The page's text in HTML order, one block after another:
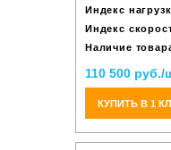
Индекс
Индекс
Наличие
110 500 руб./
КУПИТЬ В 1